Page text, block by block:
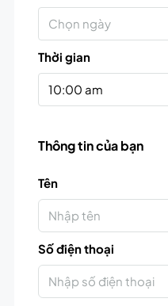
Chọn ngày
Thời gian
10:00 am
Thông tin của bạn
Tên
Số điện thoại